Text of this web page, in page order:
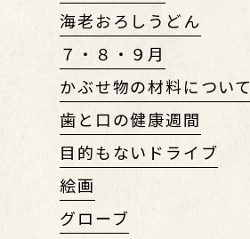
海老おろしうどん
７・８・９月
かぶせ物の材料について
歯と口の健康週間
目的もないドライブ
絵画
グローブ